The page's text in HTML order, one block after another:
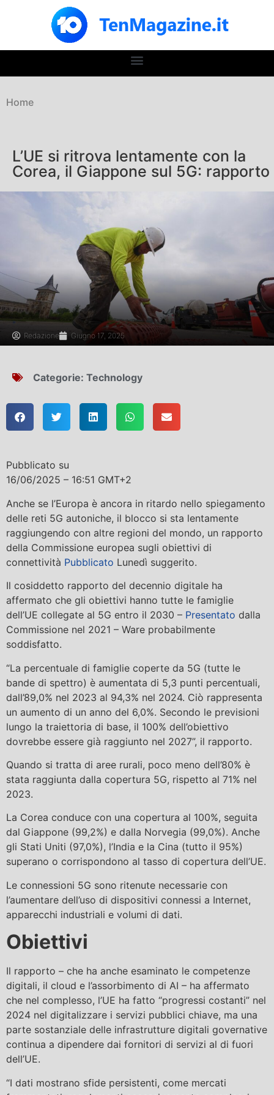
Home
L’UE si ritrova lentamente con la
Corea, il Giappone sul 5G: rapporto
Redazione Giugno 17, 2025
Categorie: Technology
Pubblicato su
16/06/2025 – 16:51 GMT+2
Anche se l’Europa è ancora in ritardo nello spiegamento
delle reti 5G autoniche, il blocco si sta lentamente
raggiungendo con altre regioni del mondo, un rapporto
della Commissione europea sugli obiettivi di
connettività Pubblicato Lunedì suggerito.
Il cosiddetto rapporto del decennio digitale ha
affermato che gli obiettivi hanno tutte le famiglie
dell’UE collegate al 5G entro il 2030 – Presentato dalla
Commissione nel 2021 – Ware probabilmente
soddisfatto.
“La percentuale di famiglie coperte da 5G (tutte le
bande di spettro) è aumentata di 5,3 punti percentuali,
dall’89,0% nel 2023 al 94,3% nel 2024. Ciò rappresenta
un aumento di un anno del 6,0%. Secondo le previsioni
lungo la traiettoria di base, il 100% dell’obiettivo
dovrebbe essere già raggiunto nel 2027”, il rapporto.
Quando si tratta di aree rurali, poco meno dell’80% è
stata raggiunta dalla copertura 5G, rispetto al 71% nel
2023.
La Corea conduce con una copertura al 100%, seguita
dal Giappone (99,2%) e dalla Norvegia (99,0%). Anche
gli Stati Uniti (97,0%), l’India e la Cina (tutto il 95%)
superano o corrispondono al tasso di copertura dell’UE.
Le connessioni 5G sono ritenute necessarie con
l’aumentare dell’uso di dispositivi connessi a Internet,
apparecchi industriali e volumi di dati.
Obiettivi
Il rapporto – che ha anche esaminato le competenze
digitali, il cloud e l’assorbimento di AI – ha affermato
che nel complesso, l’UE ha fatto “progressi costanti” nel
2024 nel digitalizzare i servizi pubblici chiave, ma una
parte sostanziale delle infrastrutture digitali governative
continua a dipendere dai fornitori di servizi al di fuori
dell’UE.
“I dati mostrano sfide persistenti, come mercati